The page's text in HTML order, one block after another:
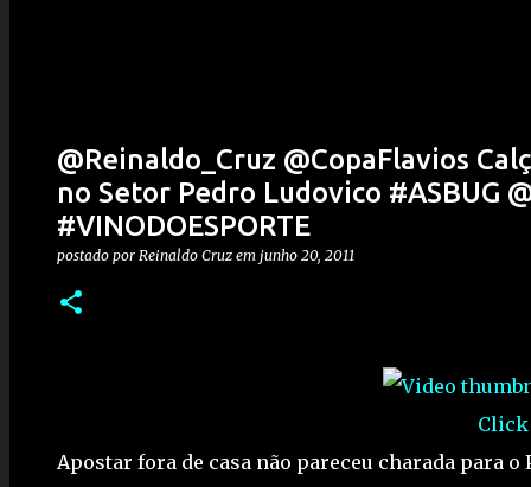
@Reinaldo_Cruz @CopaFlavios
no Setor Pedro Ludovico #ASBUG
#VINODOESPORTE
postado por Reinaldo Cruz em junho 20, 2011
Click
Apostar fora de casa não pareceu charada para